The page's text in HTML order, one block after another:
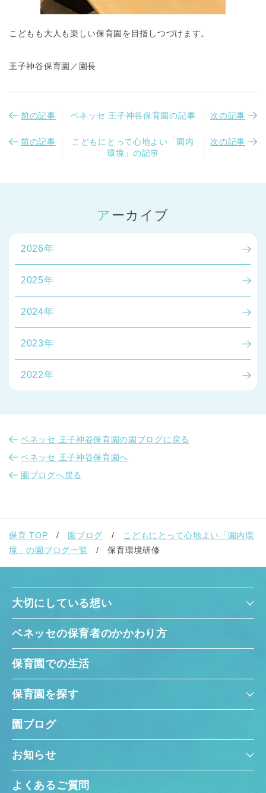
こどもも大人も楽しい保育園を目指しつづけます。
王子神谷保育園／園長
前の記事 ベネッセ 王子神谷保育園の記事 次の記事
前の記事
こどもにとって心地よい「園内
環境」の記事
次の記事
アーカイブ
2026年
2025年
2024年
2023年
2022年
ベネッセ 王子神谷保育園の園ブログに戻る
ベネッセ 王子神谷保育園へ
園ブログへ戻る
保育 TOP 園ブログ
こどもにとって心地よい「園内環
境」の園ブログ一覧
保育環境研修
大切にしている想い
ベネッセの保育者のかかわり方
保育園での生活
保育園を探す
園ブログ
お知らせ
よくあるご質問